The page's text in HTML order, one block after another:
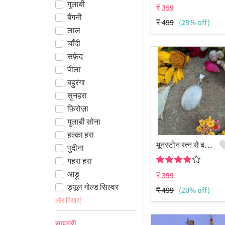
गुलाबी
बैंगनी
लाल
चाँदी
सफ़ेद
पीला
बहुरंगा
सुनहरा
फ़िरोज़ा
गुलाबी सोना
हल्का हरा
पुदीना
गहरा हरा
आड़ू
ड्यूल गोल्ड सिल्वर
और दिखाएं
₹359
₹499 (28% off)
मूनस्टोन रत्न से बना 925 स्टर्लिंग सिल्वर प्लेटेड कलेक्शन पेंडेंट
₹399
₹499 (20% off)